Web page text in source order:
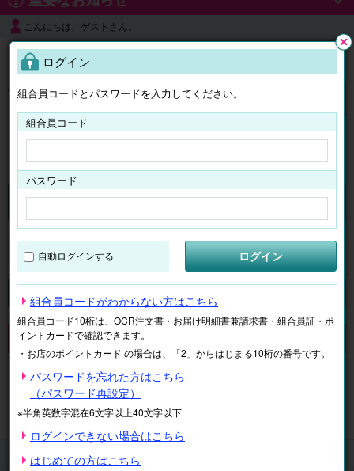
こんにちは、ゲストさん。
よくある質問
ログイン
チケット マイページ
検索
申し訳ございません。 現在、該当商品は、お取扱いしておりません。
マイページ 注文履歴
抽選結果
請求内容
チケット
ログイン
組合員コードとパスワードを入力してください。
組合員コード
パスワード
自動ログインする ログイン
組合員コードがわからない方はこちら
組合員コード10桁は、OCR注文書・お届け明細書兼請求書・組合員証・ポ
イントカードで確認できます。
・お店のポイントカード の場合は、「2」からはじまる10桁の番号です。
パスワードを忘れた方はこちら
（パスワード再設定）
※半角英数字混在6文字以上40文字以下
ログインできない場合はこちら
はじめての方はこちら